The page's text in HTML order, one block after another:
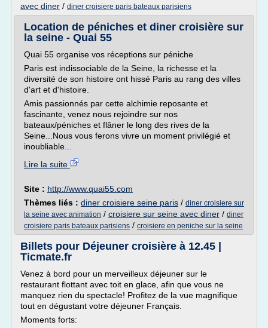
avec diner / diner croisiere paris bateaux parisiens
Location de péniches et diner croisière sur
la seine - Quai 55
Quai 55 organise vos réceptions sur péniche
Paris est indissociable de la Seine, la richesse et la
diversité de son histoire ont hissé Paris au rang des villes
d'art et d'histoire.
Amis passionnés par cette alchimie reposante et
fascinante, venez nous rejoindre sur nos
bateaux/péniches et flâner le long des rives de la
Seine...Nous vous ferons vivre un moment privilégié et
inoubliable...
Lire la suite
Site : http://www.quai55.com
Thèmes liés : diner croisiere seine paris / diner croisiere sur
la seine avec animation / croisiere sur seine avec diner / diner
croisiere paris bateaux parisiens / croisiere en peniche sur la seine
Billets pour Déjeuner croisière à 12.45 |
Ticmate.fr
Venez à bord pour un merveilleux déjeuner sur le
restaurant flottant avec toit en glace, afin que vous ne
manquez rien du spectacle! Profitez de la vue magnifique
tout en dégustant votre déjeuner Français.
Moments forts: